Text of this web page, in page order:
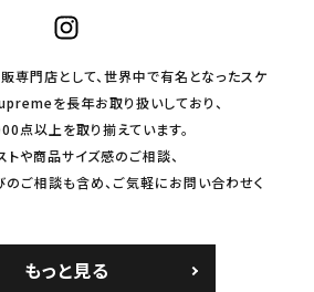
専門店として、世界中で有名となったスケ
を長年お取り扱いしており、
点以上を取り揃えています。
や商品サイズ感のご相談、
のご相談も含め、ご気軽にお問い合わせく
もっと見る